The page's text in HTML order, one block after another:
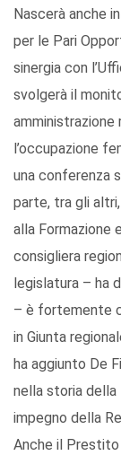
Nascerà anche
per le Pari
sinergia con
svolgerà il
l’occupazione
una conferenza
parte, tra gli
alla Formazione
consigliera
legislatura – ha
– è fortemente
in Giunta
ha aggiunto De
nella storia della
impegno della
Anche il